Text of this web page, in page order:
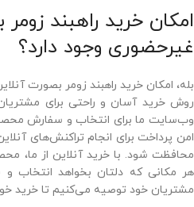
امکان خرید راهبند
غیرحضوری وجود دارد؟
بله، امکان خرید راهبند زومر بصورت
روش خرید آسان و راحتی برای
وب‌سایت ما برای انتخاب و سفارش
امن پرداخت برای انجام تراکنش‌های
محافظت شود. با خرید آنلاین از ما،
هر مکانی که دلتان بخواهد انتخاب
مشتریان خود توصیه می‌کنیم تا خرید